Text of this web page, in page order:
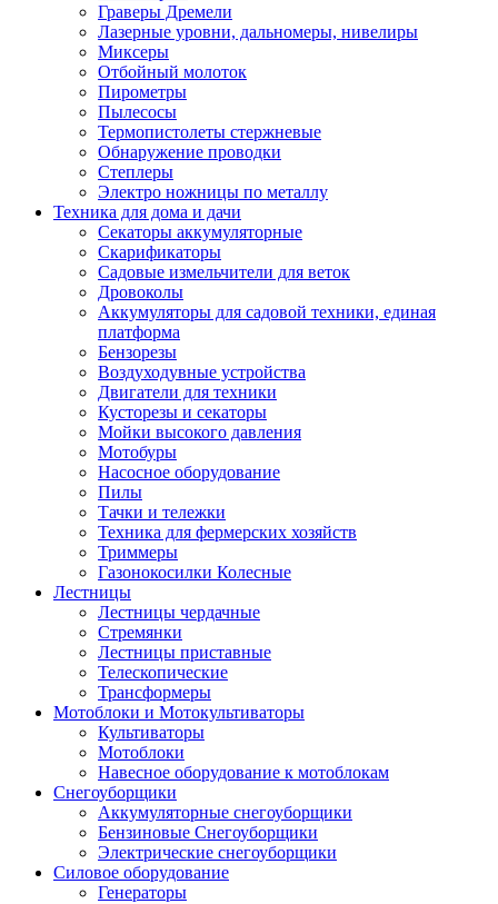
Граверы Дремели
Лазерные уровни, дальномеры, нивелиры
Миксеры
Отбойный молоток
Пирометры
Пылесосы
Термопистолеты стержневые
Обнаружение проводки
Степлеры
Электро ножницы по металлу
Техника для дома и дачи
Секаторы аккумуляторные
Скарификаторы
Садовые измельчители для веток
Дровоколы
Аккумуляторы для садовой техники, единая
платформа
Бензорезы
Воздуходувные устройства
Двигатели для техники
Кусторезы и секаторы
Мойки высокого давления
Мотобуры
Насосное оборудование
Пилы
Тачки и тележки
Техника для фермерских хозяйств
Триммеры
Газонокосилки Колесные
Лестницы
Лестницы чердачные
Стремянки
Лестницы приставные
Телескопические
Трансформеры
Мотоблоки и Мотокультиваторы
Культиваторы
Мотоблоки
Навесное оборудование к мотоблокам
Снегоуборщики
Аккумуляторные снегоуборщики
Бензиновые Снегоуборщики
Электрические снегоуборщики
Силовое оборудование
Генераторы